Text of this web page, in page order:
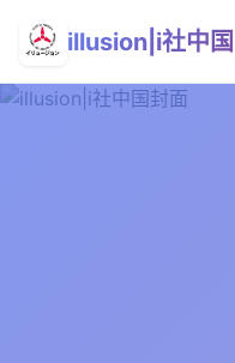
illusion|i社中国